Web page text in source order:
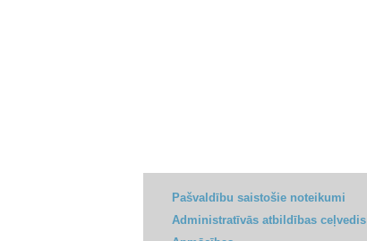
Pašvaldību saistošie noteikumi
Administratīvās atbildības ceļvedis